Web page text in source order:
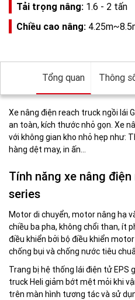
Tải trọng nâng: 1.6 - 2 tấn
Chiều cao nâng:
Tổng quan Thông
Xe nâng điện reach truck ngồi lái
an toàn, kích thước nhỏ gọn. Xe
với không gian kho nhỏ hẹp như:
hàng dệt may, in ấn…
Tính năng xe nâng
series
Motor di chuyển, motor nâng hạ
chiều ba pha, không chổi than, ít
điều khiển bởi bộ điều khiển
chống bụi và chống nước tiêu
Trang bị hệ thống lái điện tử EPS
truck Heli giảm bớt mệt mỏi khi
trên màn hình tương tác và sử